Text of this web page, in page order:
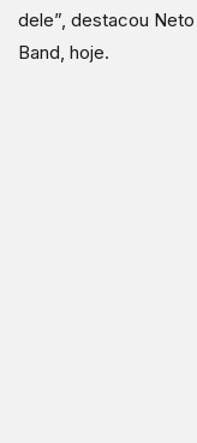
dele”, destacou
Band, hoje.